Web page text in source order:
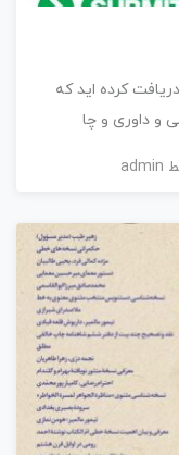
کرده اید که
و داوری و چا
admin